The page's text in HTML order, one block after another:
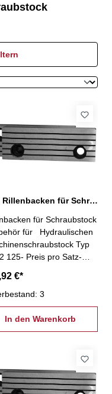
Satz Rillenbacken für Schraubstock Typ FHS2 125
für Schraubstock
für Hydraulischen
Typ
125- Preis pro Satz-
€*
3
In den Warenkorb